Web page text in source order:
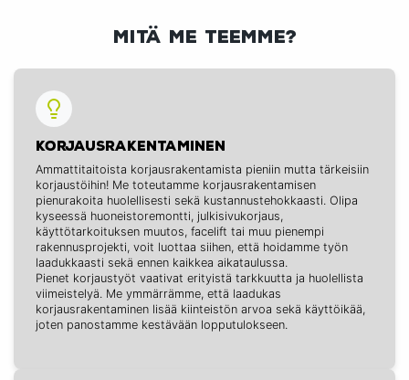
Mitä me teemme?
KORJAUSRAKENTAMINEN
Ammattitaitoista korjausrakentamista pieniin mutta tärkeisiin
korjaustöihin! Me toteutamme korjausrakentamisen
pienurakoita huolellisesti sekä kustannustehokkaasti. Olipa
kyseessä huoneistoremontti, julkisivukorjaus,
käyttötarkoituksen muutos, facelift tai muu pienempi
rakennusprojekti, voit luottaa siihen, että hoidamme työn
laadukkaasti sekä ennen kaikkea aikataulussa.
Pienet korjaustyöt vaativat erityistä tarkkuutta ja huolellista
viimeistelyä. Me ymmärrämme, että laadukas
korjausrakentaminen lisää kiinteistön arvoa sekä käyttöikää,
joten panostamme kestävään lopputulokseen.